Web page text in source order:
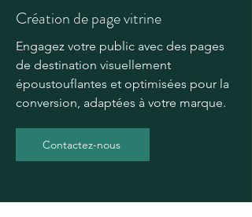
Création de page vitrine
Engagez votre public avec des pages
de destination visuellement
époustouflantes et optimisées pour la
conversion, adaptées à votre marque.
Contactez-nous